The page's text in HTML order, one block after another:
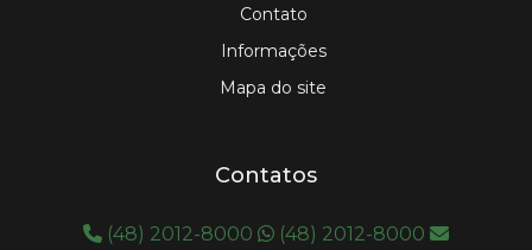
Contato
Informações
Mapa do site
Contatos
(48) 2012-8000 (48) 2012-8000